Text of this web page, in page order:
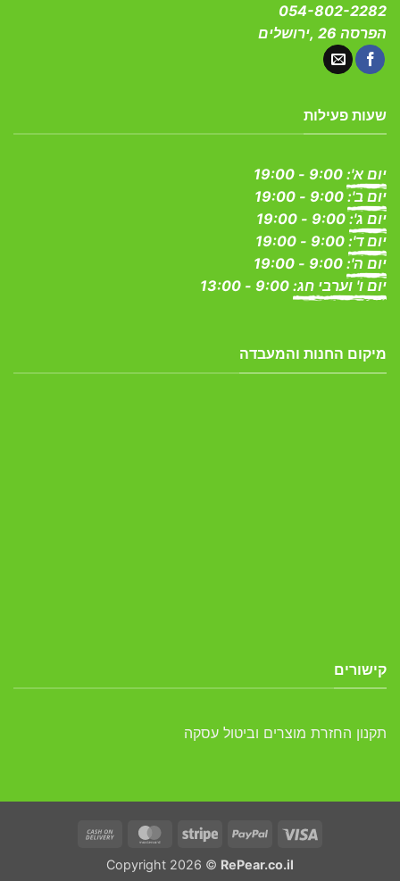
054-802-2282
הפרסה 26 ,ירושלים
שעות פעילות
יום א':
יום ב':
יום ג':
יום ד':
יום ה':
יום ו' וערבי חג:
מיקום החנות והמעבדה
קישורים
תקנון החזרת מוצרים וביטול עסקה
Visa
PayPal
Stripe
MasterCard
Copyright 2026 © RePear.co.il